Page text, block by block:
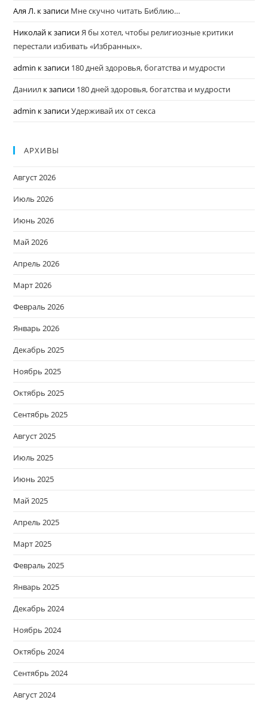
Аля Л. к записи Мне скучно читать Библию…
Николай к записиЯ бы хотел, чтобы религиозные критики
перестали избивать «Избранных».
admin к записи 180 дней здоровья, богатства и мудрости
Даниил к записи 180 дней здоровья, богатства и мудрости
admin к записиУдерживай их от секса
АРХИВЫ
Август 2026
Июль 2026
Июнь 2026
Май 2026
Апрель 2026
Март 2026
Февраль 2026
Январь 2026
Декабрь 2025
Ноябрь 2025
Октябрь 2025
Сентябрь 2025
Август 2025
Июль 2025
Июнь 2025
Май 2025
Апрель 2025
Март 2025
Февраль 2025
Январь 2025
Декабрь 2024
Ноябрь 2024
Октябрь 2024
Сентябрь 2024
Август 2024